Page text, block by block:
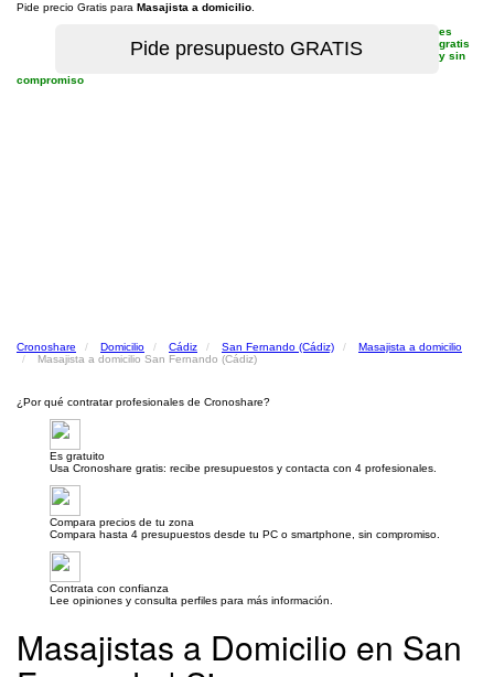
Pide precio Gratis para Masajista a domicilio
es
gratis
y sin
compromiso
Cronoshare Domicilio Cádiz San Fernando (Cádiz)
Masajista a domicilio
Masajista a domicilio San Fernando (Cádiz)
¿Por qué contratar profesionales de Cronoshare?
Es gratuito
Usa Cronoshare gratis: recibe presupuestos y contacta con 4 profesionales.
Compara precios de tu zona
Compara hasta 4 presupuestos desde tu PC o smartphone, sin compromiso.
Contrata con confianza
Lee opiniones y consulta perfiles para más información.
Masajistas a Domicilio en San